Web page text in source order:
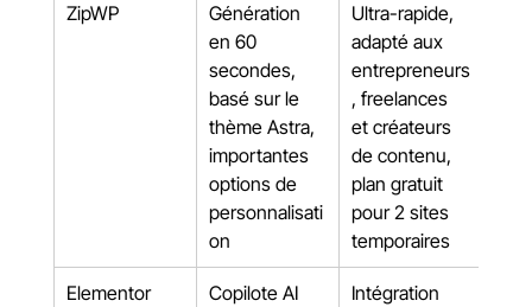
ZipWP
Génération
en 60
secondes,
basé sur le
thème Astra,
importantes
options de
personnalisati
on
Ultra-rapide,
adapté aux
entrepreneurs
, freelances
et créateurs
de contenu,
plan gratuit
pour 2 sites
temporaires
Elementor
Copilote AI
Intégration